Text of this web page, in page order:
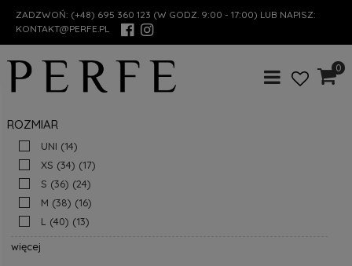
ZADZWOŃ: (+48) 695 360 123 (W GODZ. 9:00 - 17:00) LUB NAPISZ:
KONTAKT@PERFE.PL
0
ROZMIAR
UNI (14)
XS (34) (17)
S (36) (24)
M (38) (16)
L (40) (13)
więcej